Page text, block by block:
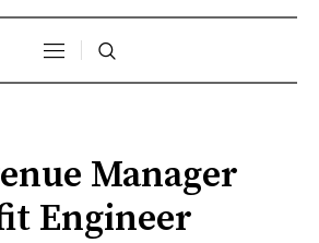
Manager
Engineer